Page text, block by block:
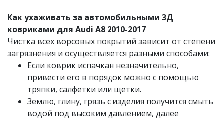
Как ухаживать за автомобильными 3Д
ковриками для Audi A8 2010-2017
Чистка всех ворсовых покрытий зависит от степени
загрязнения и осуществляется разными способами:
Если коврик испачкан незначительно,
привести его в порядок можно с помощью
тряпки, салфетки или щетки.
Землю, глину, грязь с изделия получится смыть
водой под высоким давлением, далее